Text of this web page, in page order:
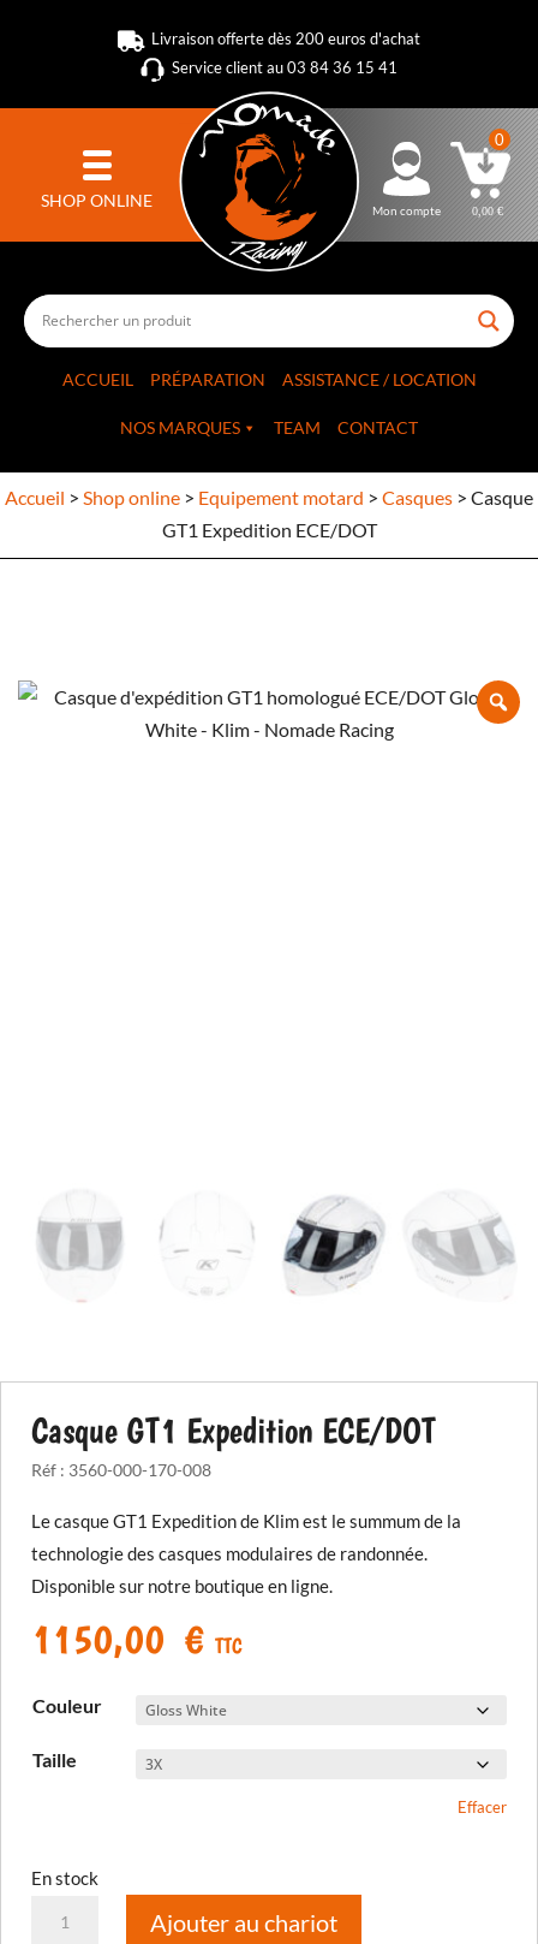
Livraison offerte dès 200 euros d'achat
Service client au 03 84 36 15 41
SHOP ONLINE Mon compte
0
0,00€
ACCUEIL PRÉPARATION ASSISTANCE / LOCATION
NOS MARQUES TEAM CONTACT
Accueil > Shop online > Equipement motard > Casques > Casque
GT1 Expedition ECE/DOT
Casque GT1 Expedition ECE/DOT
Réf : 3560-000-170-008
Le casque GT1 Expedition de Klim est le summum de la
technologie des casques modulaires de randonnée.
Disponible sur notre boutique en ligne.
1150,00 € TTC
Couleur
Taille
Effacer
En stock
quantité
Ajouter au chariot